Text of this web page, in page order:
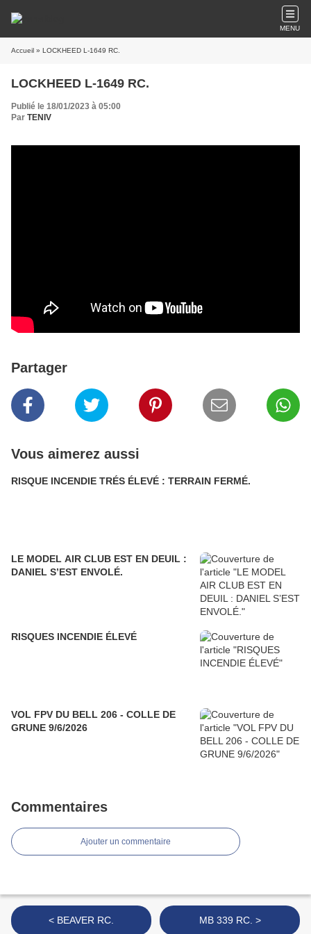
MENU
Accueil » LOCKHEED L-1649 RC.
LOCKHEED L-1649 RC.
Publié le 18/01/2023 à 05:00
Par TENIV
Partager
Vous aimerez aussi
RISQUE INCENDIE TRÉS ÉLEVÉ : TERRAIN FERMÉ.
LE MODEL AIR CLUB EST EN DEUIL :
DANIEL S’EST ENVOLÉ.
RISQUES INCENDIE ÉLEVÉ
VOL FPV DU BELL 206 - COLLE DE
GRUNE 9/6/2026
Commentaires
Ajouter un commentaire
< BEAVER RC. MB 339 RC. >